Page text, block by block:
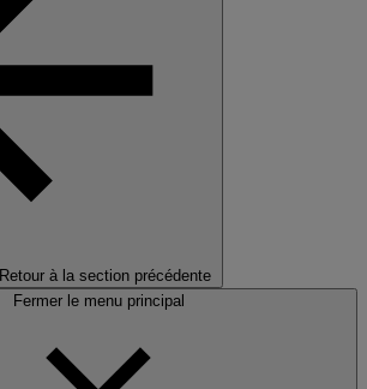
Retour à la section précédente
Fermer le menu principal